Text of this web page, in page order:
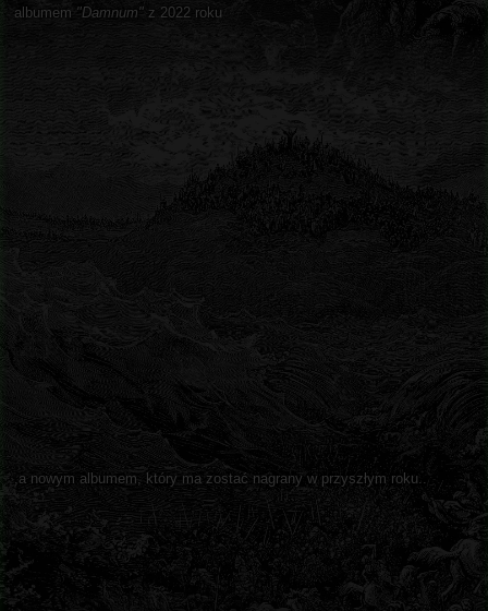
albumem "Damnum" z 2022 roku
,a nowym albumem, który ma zostać nagrany w przyszłym roku..